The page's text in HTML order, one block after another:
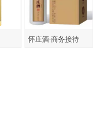
怀庄酒·商务接待